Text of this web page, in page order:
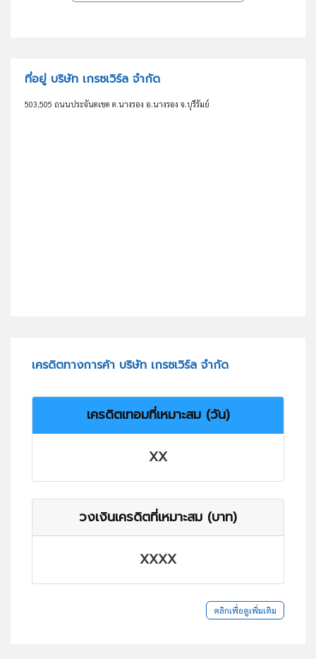
ที่อยู่ บริษัท เกรซเวิร์ล จำกัด
503,505 ถนนประจันตเขต ต.นางรอง อ.นางรอง จ.บุรีรัมย์
เครดิตทางการค้า บริษัท เกรซเวิร์ล จำกัด
เครดิตเทอมที่เหมาะสม (วัน)
XX
วงเงินเครดิตที่เหมาะสม (บาท)
XXXX
คลิกเพื่อดูเพิ่มเติม